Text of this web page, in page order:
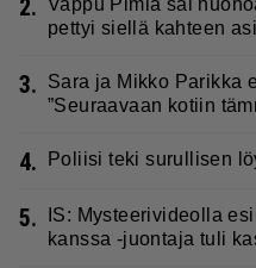
2. Vappu Pimiä sai
pettyi siellä kahteen
3.
Sara ja Mikko Parikka
”Seuraavaan kotiin
4. Poliisi teki surullisen
5.
IS: Mysteerivideolla
kanssa -juontaja tuli